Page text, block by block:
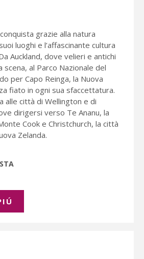
grazie alla natura
luoghi e l’affascinante cultura
Auckland, dove velieri e antichi
scena, al Parco Nazionale del
per Capo Reinga, la Nuova
fiato in ogni sua sfaccettatura.
alle città di Wellington e di
dirigersi verso Te Ananu, la
Cook e Christchurch, la città
Zelanda.